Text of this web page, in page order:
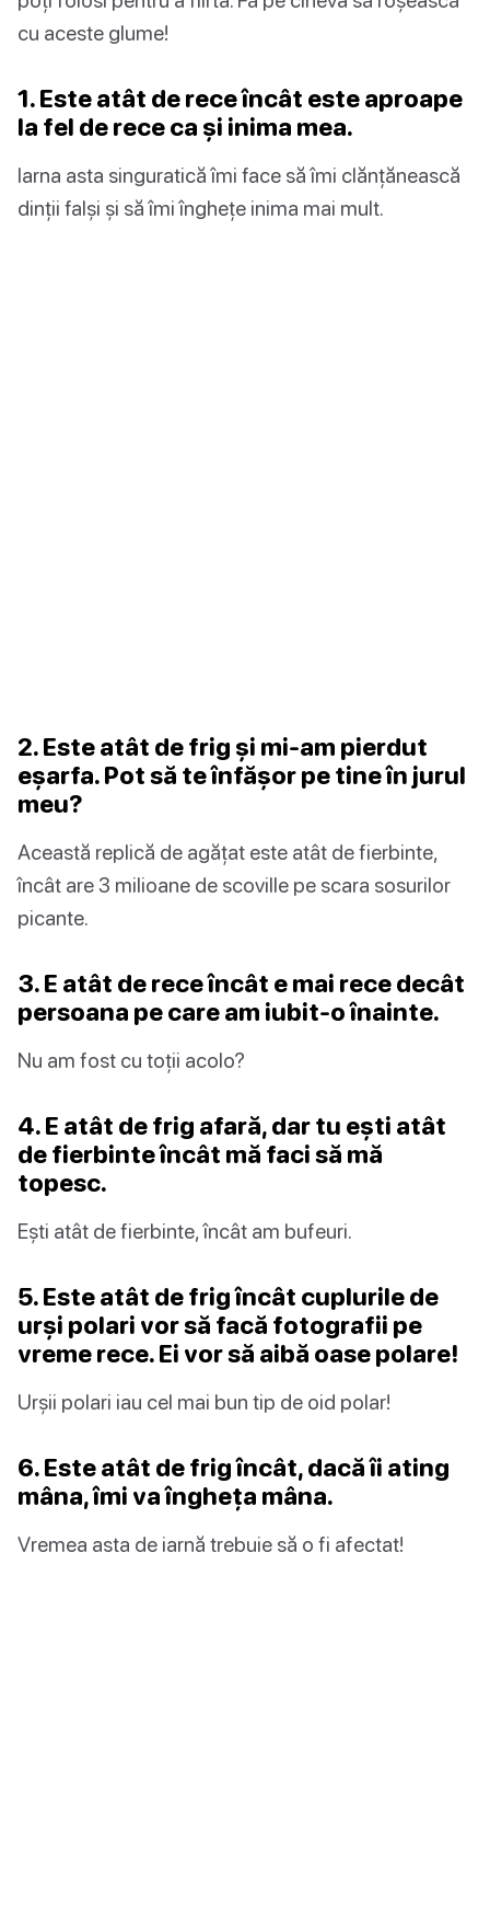
cu aceste glume!
1. Este atât de rece încât este aproape
la fel de rece ca și inima mea.
Iarna asta singuratică îmi face să îmi clănțănească
dinții falși și să îmi înghețe inima mai mult.
2. Este atât de frig și mi-am pierdut
eșarfa. Pot să te înfășor pe tine în jurul
meu?
Această replică de agățat este atât de fierbinte,
încât are 3 milioane de scoville pe scara sosurilor
picante.
3. E atât de rece încât e mai rece decât
persoana pe care am iubit-o înainte.
Nu am fost cu toții acolo?
4. E atât de frig afară, dar tu ești atât
de fierbinte încât mă faci să mă
topesc.
Ești atât de fierbinte, încât am bufeuri.
5. Este atât de frig încât cuplurile de
urși polari vor să facă fotografii pe
vreme rece. Ei vor să aibă oase polare!
Urșii polari iau cel mai bun tip de oid polar!
6. Este atât de frig încât, dacă îi ating
mâna, îmi va îngheța mâna.
Vremea asta de iarnă trebuie să o fi afectat!